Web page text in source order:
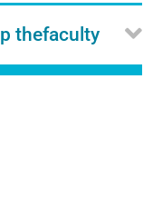
thefaculty